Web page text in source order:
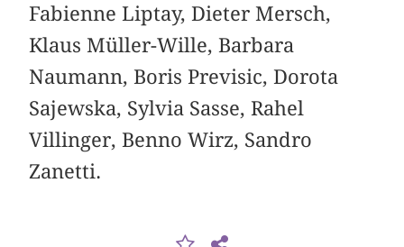
Fabienne Liptay, Dieter Mersch,
Klaus Müller-Wille, ­Barbara
Naumann, Boris Previsic, Dorota
Sajewska, ­Sylvia Sasse, Rahel
Villinger, Benno Wirz, Sandro
Zanetti.